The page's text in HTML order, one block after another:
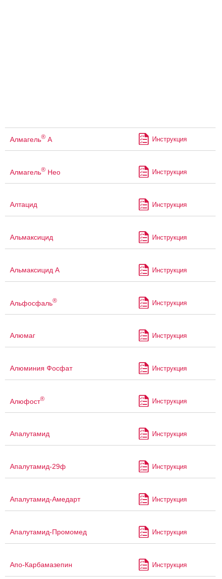
Алмагель® А Инструкция
Алмагель® Нео Инструкция
Алтацид Инструкция
Альмаксицид Инструкция
Альмаксицид А Инструкция
Альфосфаль® Инструкция
Алюмаг Инструкция
Алюминия Фосфат Инструкция
Алюфост® Инструкция
Апалутамид Инструкция
Апалутамид-29ф Инструкция
Апалутамид-Амедарт Инструкция
Апалутамид-Промомед Инструкция
Апо-Карбамазепин Инструкция